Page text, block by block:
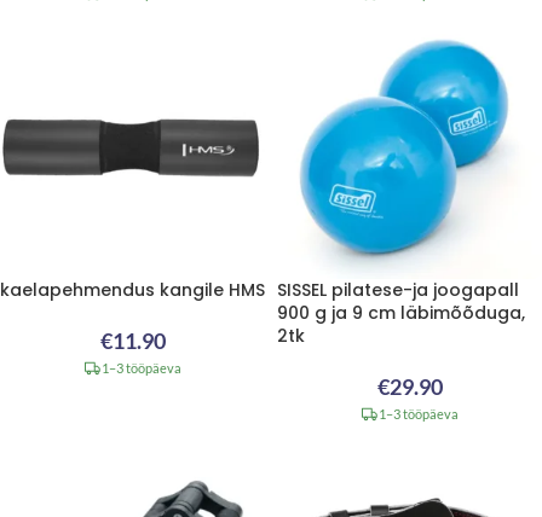
kaelapehmendus kangile HMS
€11.90
1–3 tööpäeva
SISSEL pilatese-ja joogapall
900 g ja 9 cm läbimõõduga,
2tk
€29.90
1–3 tööpäeva